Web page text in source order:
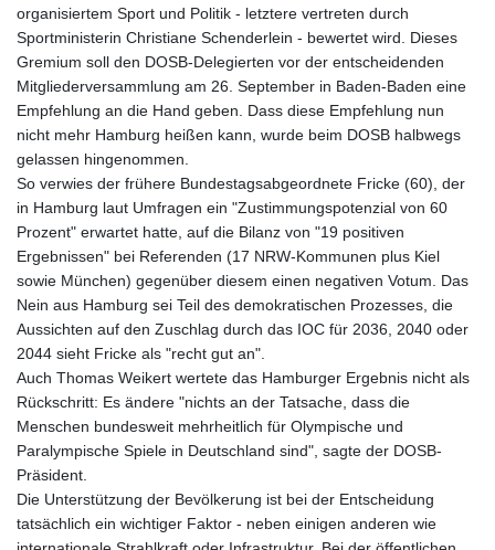
organisiertem Sport und Politik - letztere vertreten durch
Sportministerin Christiane Schenderlein - bewertet wird. Dieses
Gremium soll den DOSB-Delegierten vor der entscheidenden
Mitgliederversammlung am 26. September in Baden-Baden eine
Empfehlung an die Hand geben. Dass diese Empfehlung nun
nicht mehr Hamburg heißen kann, wurde beim DOSB halbwegs
gelassen hingenommen.
So verwies der frühere Bundestagsabgeordnete Fricke (60), der
in Hamburg laut Umfragen ein "Zustimmungspotenzial von 60
Prozent" erwartet hatte, auf die Bilanz von "19 positiven
Ergebnissen" bei Referenden (17 NRW-Kommunen plus Kiel
sowie München) gegenüber diesem einen negativen Votum. Das
Nein aus Hamburg sei Teil des demokratischen Prozesses, die
Aussichten auf den Zuschlag durch das IOC für 2036, 2040 oder
2044 sieht Fricke als "recht gut an".
Auch Thomas Weikert wertete das Hamburger Ergebnis nicht als
Rückschritt: Es ändere "nichts an der Tatsache, dass die
Menschen bundesweit mehrheitlich für Olympische und
Paralympische Spiele in Deutschland sind", sagte der DOSB-
Präsident.
Die Unterstützung der Bevölkerung ist bei der Entscheidung
tatsächlich ein wichtiger Faktor - neben einigen anderen wie